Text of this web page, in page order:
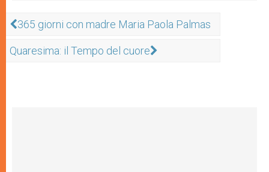
365 giorni con madre Maria Paola Palmas
Quaresima: il Tempo del cuore